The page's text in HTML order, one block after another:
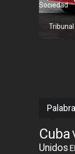
Sociedad
Cuba
Unidos